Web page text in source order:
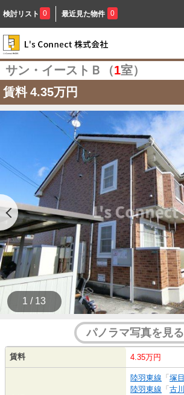
検討リスト 0 最近見た物件 0
サン・イーストＢ（1室）
賃料 4.35万円
1 / 13
パノラマ写真を見る
賃料 4.35万円
陸羽東線 「 塚目
陸羽東線 「 古川